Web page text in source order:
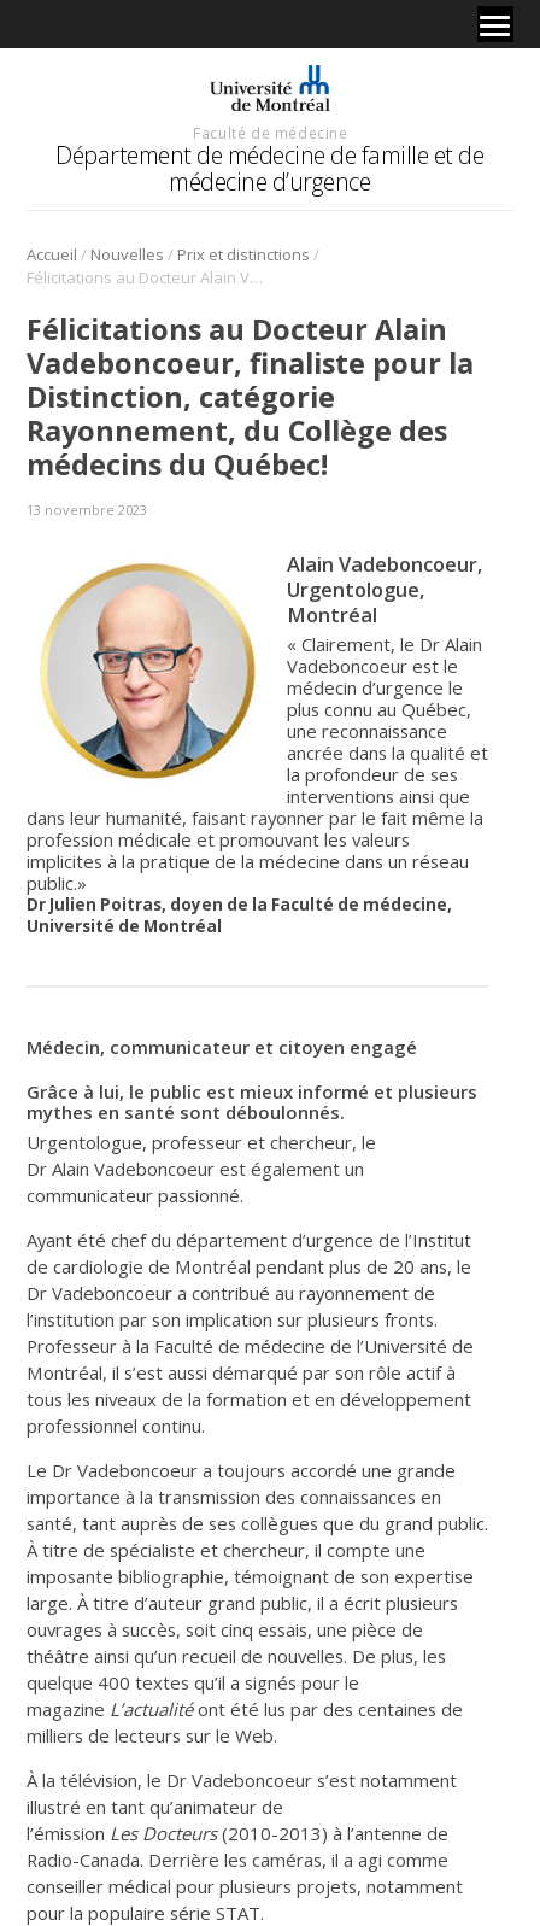
Faculté de médecine
Département de médecine de famille et de
médecine d’urgence
Accueil / Nouvelles / Prix et distinctions /
Félicitations au Docteur Alain Vadeboncoeur, finaliste pour la Distinction, catégorie Rayonnement, du Collège des médecins du Québec!
Félicitations au Docteur Alain
Vadeboncoeur, finaliste pour la
Distinction, catégorie
Rayonnement, du Collège des
médecins du Québec!
13 novembre 2023
Alain Vadeboncoeur,
Urgentologue,
Montréal
« Clairement, le Dr Alain
Vadeboncoeur est le
médecin d’urgence le
plus connu au Québec,
une reconnaissance
ancrée dans la qualité et
la profondeur de ses
interventions ainsi que
dans leur humanité, faisant rayonner par le fait même la
profession médicale et promouvant les valeurs
implicites à la pratique de la médecine dans un réseau
public.»
Dr Julien Poitras, doyen de la Faculté de médecine,
Université de Montréal
Médecin, communicateur et citoyen engagé
Grâce à lui, le public est mieux informé et plusieurs
mythes en santé sont déboulonnés.
Urgentologue, professeur et chercheur, le
Dr Alain Vadeboncoeur est également un
communicateur passionné.
Ayant été chef du département d’urgence de l’Institut
de cardiologie de Montréal pendant plus de 20 ans, le
Dr Vadeboncoeur a contribué au rayonnement de
l’institution par son implication sur plusieurs fronts.
Professeur à la Faculté de médecine de l’Université de
Montréal, il s’est aussi démarqué par son rôle actif à
tous les niveaux de la formation et en développement
professionnel continu.
Le Dr Vadeboncoeur a toujours accordé une grande
importance à la transmission des connaissances en
santé, tant auprès de ses collègues que du grand public.
À titre de spécialiste et chercheur, il compte une
imposante bibliographie, témoignant de son expertise
large. À titre d’auteur grand public, il a écrit plusieurs
ouvrages à succès, soit cinq essais, une pièce de
théâtre ainsi qu’un recueil de nouvelles. De plus, les
quelque 400 textes qu’il a signés pour le
magazine L’actualitéont été lus par des centaines de
milliers de lecteurs sur le Web.
À la télévision, le Dr Vadeboncoeur s’est notamment
illustré en tant qu’animateur de
l’émission Les Docteurs(2010-2013) à l’antenne de
Radio-Canada. Derrière les caméras, il a agi comme
conseiller médical pour plusieurs projets, notamment
pour la populaire série STAT.